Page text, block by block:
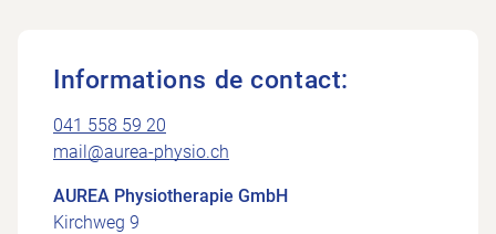
Informations de contact:
041 558 59 20
mail@aurea-physio.ch
AUREA Physiotherapie GmbH
Kirchweg 9